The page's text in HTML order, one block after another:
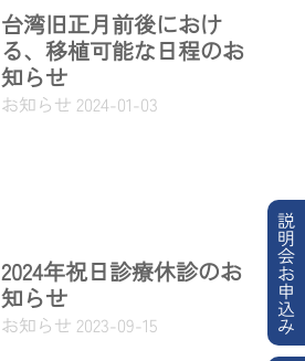
台湾旧正月前後におけ
る、移植可能な日程のお
知らせ
お知らせ 2024-01-03
2024年祝日診療休診のお
知らせ
お知らせ 2023-09-15
説
明
会
お
申
込
み